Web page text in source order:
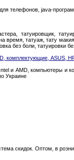
телефонов, java-
татуировщик,
татуаж, тату
без боли, татуировки
комплектующие, ASUS,
и AMD, компьютеры и
Украине
скидок. Оптом, в